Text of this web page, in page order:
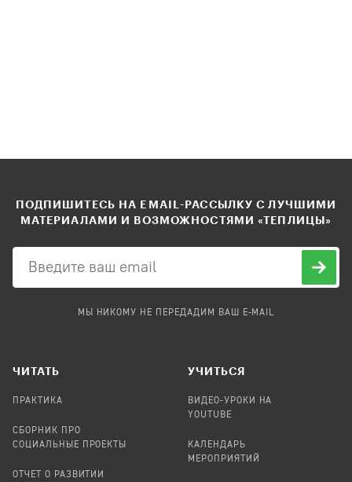
ПОДПИШИТЕСЬ НА EMAIL-РАССЫЛКУ С ЛУЧШИМИ
МАТЕРИАЛАМИ И ВОЗМОЖНОСТЯМИ «ТЕПЛИЦЫ»
МЫ НИКОМУ НЕ ПЕРЕДАДИМ ВАШ E-MAIL
ЧИТАТЬ
ПРАКТИКА
СБОРНИК ПРО
СОЦИАЛЬНЫЕ ПРОЕКТЫ
ОТЧЕТ О РАЗВИТИИ
УЧИТЬСЯ
ВИДЕО-УРОКИ НА
YOUTUBE
КАЛЕНДАРЬ
МЕРОПРИЯТИЙ